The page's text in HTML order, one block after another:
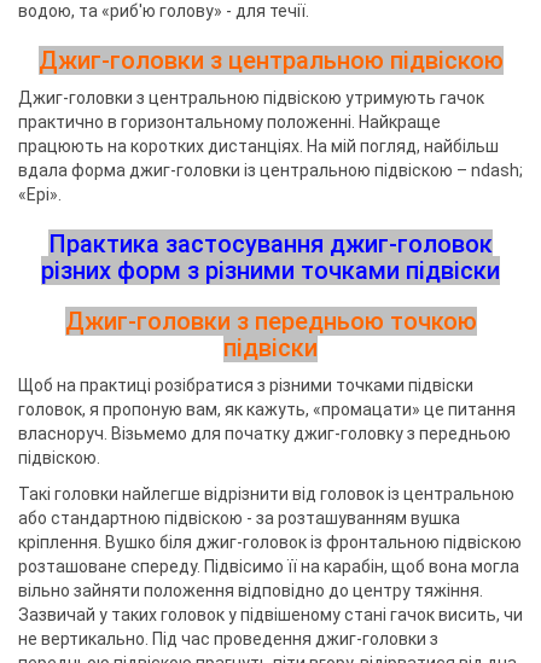
водою, та «риб'ю голову» - для течії.
Джиг-головки з центральною підвіскою
Джиг-головки з центральною підвіскою утримують гачок
практично в горизонтальному положенні. Найкраще
працюють на коротких дистанціях. На мій погляд, найбільш
вдала форма джиг-головки із центральною підвіскою – ndash;
«Ері».
Практика застосування джиг-головок
різних форм з різними точками підвіски
Джиг-головки з передньою точкою
підвіски
Щоб на практиці розібратися з різними точками підвіски
головок, я пропоную вам, як кажуть, «промацати» це питання
власноруч. Візьмемо для початку джиг-головку з передньою
підвіскою.
Такі головки найлегше відрізнити від головок із центральною
або стандартною підвіскою - за розташуванням вушка
кріплення. Вушко біля джиг-головок із фронтальною підвіскою
розташоване спереду. Підвісимо її на карабін, щоб вона могла
вільно зайняти положення відповідно до центру тяжіння.
Зазвичай у таких головок у підвішеному стані гачок висить, чи
не вертикально. Під час проведення джиг-головки з